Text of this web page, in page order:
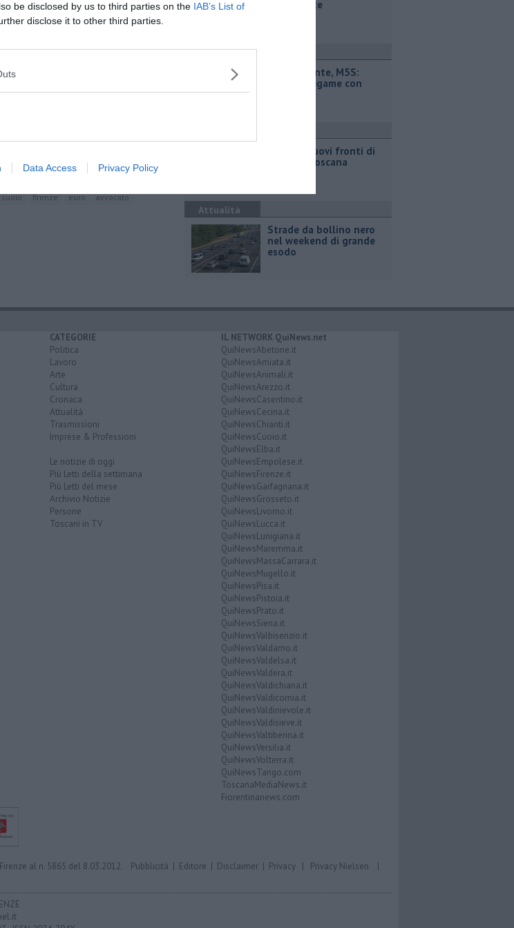
be disclosed by us to third parties on the IAB’s List of
disclose it to other third parties.
Data Access Privacy Policy
suolo firenze euro avvocato
Etambiente
Attualità
Retiambiente, M5S:
"Nessun legame con
Incendi, nuovi fronti di
fuoco in Toscana
Attualità
Strade da bollino nero
nel weekend di grande
esodo
CATEGORIE
Politica
Lavoro
Arte
Cultura
Cronaca
Attualità
Trasmissioni
Imprese & Professioni
Le notizie di oggi
Più Letti della settimana
Più Letti del mese
Archivio Notizie
Persone
Toscani in TV
IL NETWORK QuiNews.net
QuiNewsAbetone.it
QuiNewsAmiata.it
QuiNewsAnimali.it
QuiNewsArezzo.it
QuiNewsCasentino.it
QuiNewsCecina.it
QuiNewsChianti.it
QuiNewsCuoio.it
QuiNewsElba.it
QuiNewsEmpolese.it
QuiNewsFirenze.it
QuiNewsGarfagnana.it
QuiNewsGrosseto.it
QuiNewsLivorno.it
QuiNewsLucca.it
QuiNewsLunigiana.it
QuiNewsMaremma.it
QuiNewsMassaCarrara.it
QuiNewsMugello.it
QuiNewsPisa.it
QuiNewsPistoia.it
QuiNewsPrato.it
QuiNewsSiena.it
QuiNewsValbisenzio.it
QuiNewsValdarno.it
QuiNewsValdelsa.it
QuiNewsValdera.it
QuiNewsValdichiana.it
QuiNewsValdicornia.it
QuiNewsValdinievole.it
QuiNewsValdisieve.it
QuiNewsValtiberina.it
QuiNewsVersilia.it
QuiNewsVolterra.it
QuiNewsTango.com
ToscanaMediaNews.it
Fiorentinanews.com
al n. 5865 del 8.03.2012. Pubblicità | Editore | Disclaimer | Privacy | Privacy Nielsen |